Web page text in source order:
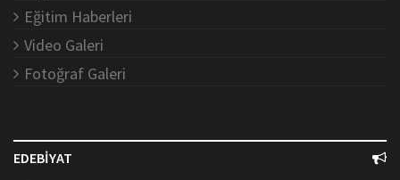
Eğitim Haberleri
Video Galeri
Fotoğraf Galeri
EDEBİYAT